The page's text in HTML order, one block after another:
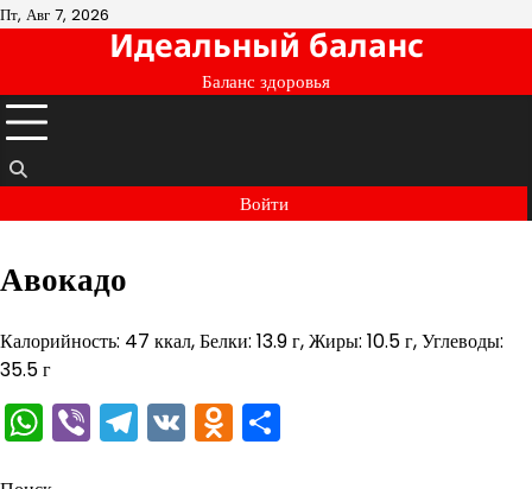
Перейти
Пт, Авг 7, 2026
Идеальный баланс
Баланс здоровья
Войти
Авокадо
Калорийность: 47 ккал, Белки: 13.9 г, Жиры: 10.5 г, Углеводы:
35.5 г
WhatsApp
ViberTelegram
VKOdnoklassniki